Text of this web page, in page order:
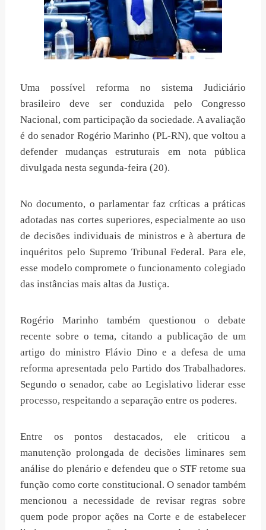
Uma possível reforma no sistema Judiciário
brasileiro deve ser conduzida pelo Congresso
Nacional, com participação da sociedade. A avaliação
é do senador Rogério Marinho (PL-RN), que voltou a
defender mudanças estruturais em nota pública
divulgada nesta segunda-feira (20).
No documento, o parlamentar faz críticas a práticas
adotadas nas cortes superiores, especialmente ao uso
de decisões individuais de ministros e à abertura de
inquéritos pelo Supremo Tribunal Federal. Para ele,
esse modelo compromete o funcionamento colegiado
das instâncias mais altas da Justiça.
Rogério Marinho também questionou o debate
recente sobre o tema, citando a publicação de um
artigo do ministro Flávio Dino e a defesa de uma
reforma apresentada pelo Partido dos Trabalhadores.
Segundo o senador, cabe ao Legislativo liderar esse
processo, respeitando a separação entre os poderes.
Entre os pontos destacados, ele criticou a
manutenção prolongada de decisões liminares sem
análise do plenário e defendeu que o STF retome sua
função como corte constitucional. O senador também
mencionou a necessidade de revisar regras sobre
quem pode propor ações na Corte e de estabelecer